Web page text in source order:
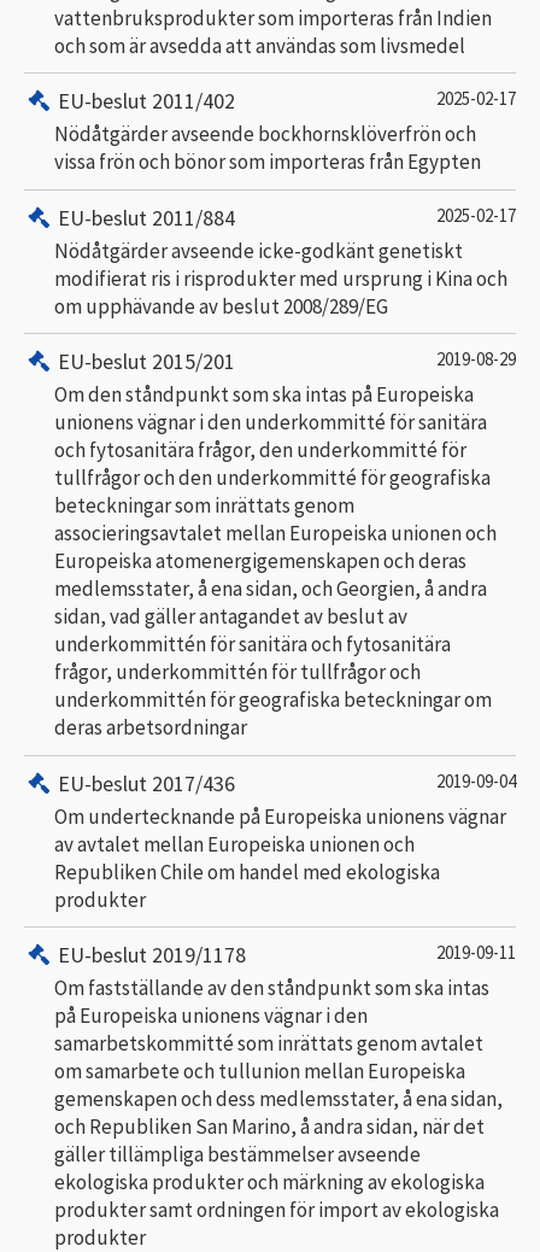
vattenbruksprodukter som importeras från Indien
och som är avsedda att användas som livsmedel
EU-beslut 2011/402 2025-02-17
Nödåtgärder avseende bockhornsklöverfrön och
vissa frön och bönor som importeras från Egypten
EU-beslut 2011/884 2025-02-17
Nödåtgärder avseende icke-godkänt genetiskt
modifierat ris i risprodukter med ursprung i Kina och
om upphävande av beslut 2008/289/EG
EU-beslut 2015/201 2019-08-29
Om den ståndpunkt som ska intas på Europeiska
unionens vägnar i den underkommitté för sanitära
och fytosanitära frågor, den underkommitté för
tullfrågor och den underkommitté för geografiska
beteckningar som inrättats genom
associeringsavtalet mellan Europeiska unionen och
Europeiska atomenergigemenskapen och deras
medlemsstater, å ena sidan, och Georgien, å andra
sidan, vad gäller antagandet av beslut av
underkommittén för sanitära och fytosanitära
frågor, underkommittén för tullfrågor och
underkommittén för geografiska beteckningar om
deras arbetsordningar
EU-beslut 2017/436 2019-09-04
Om undertecknande på Europeiska unionens vägnar
av avtalet mellan Europeiska unionen och
Republiken Chile om handel med ekologiska
produkter
EU-beslut 2019/1178 2019-09-11
Om fastställande av den ståndpunkt som ska intas
på Europeiska unionens vägnar i den
samarbetskommitté som inrättats genom avtalet
om samarbete och tullunion mellan Europeiska
gemenskapen och dess medlemsstater, å ena sidan,
och Republiken San Marino, å andra sidan, när det
gäller tillämpliga bestämmelser avseende
ekologiska produkter och märkning av ekologiska
produkter samt ordningen för import av ekologiska
produkter